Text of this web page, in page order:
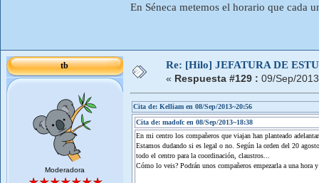
En Séneca metemos el horario que cada
tb
Moderadora
Re: [Hilo] JEFATURA DE
« Respuesta #129 : 09/Sep/
Cita de: Kelliam en 08/Sep/2013~20:56
Cita de: madofc en 08/Sep/2013~18:38
En mi centro los compañeros que viajan han planteado
Estamos dudando si es legal o no. Según la orden del 20
todo el centro para la coordinación, claustros...
Cómo lo veis? Podrán unos compañeros empezarla a una hora